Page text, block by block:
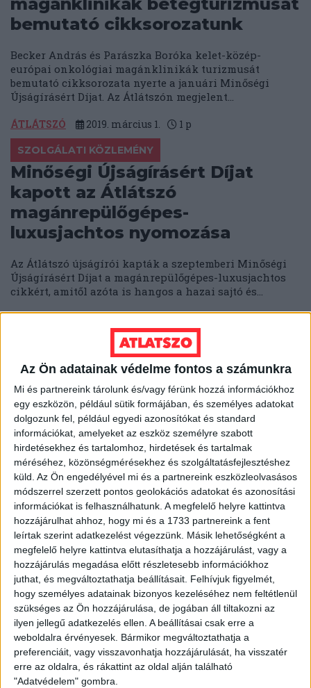
Az Ön adatainak védelme fontos a számunkra
Mi és partnereink tárolunk és/vagy férünk hozzá információkhoz
egy eszközön, például sütik formájában, és személyes adatokat
dolgozunk fel, például egyedi azonosítókat és standard
információkat, amelyeket az eszköz személyre szabott
hirdetésekhez és tartalomhoz, hirdetések és tartalmak
méréséhez, közönségmérésekhez és szolgáltatásfejlesztéshez
küld. Az Ön engedélyével mi és a partnereink eszközleolvasásos
módszerrel szerzett pontos geolokációs adatokat és azonosítási
információkat is felhasználhatunk. A megfelelő helyre kattintva
hozzájárulhat ahhoz, hogy mi és a 1733 partnereink a fent
leírtak szerint adatkezelést végezzünk. Másik lehetőségként a
megfelelő helyre kattintva elutasíthatja a hozzájárulást, vagy a
hozzájárulás megadása előtt részletesebb információkhoz
juthat, és megváltoztathatja beállításait. Felhívjuk figyelmét,
hogy személyes adatainak bizonyos kezeléséhez nem feltétlenül
szükséges az Ön hozzájárulása, de jogában áll tiltakozni az
ilyen jellegű adatkezelés ellen. A beállításai csak erre a
weboldalra érvényesek. Bármikor megváltoztathatja a
preferenciáit, vagy visszavonhatja hozzájárulását, ha visszatér
erre az oldalra, és rákattint az oldal alján található
"Adatvédelem" gombra.
magánklinikák betegturizmusát
bemutató cikksorozatunk
Becker András és Parászka Boróka kelet-közép-
európai onkológiai magánklinikák turizmusát
bemutató cikksorozata nyerte a januári Minőségi
Újságírásért Díjat. Az Átlátszón megjelent...
ÁTLÁTSZÓ 2019. március 1. 1 p
SZOLGÁLATI KÖZLEMÉNY
Minőségi Újságírásért Díjat
kapott az Átlátszó
magánrepülőgépes-
luxusjachtos nyomozása
Az Átlátszó újságírói kapták a szeptemberi Minőségi
Újságírásért Díjat a magánrepülőgépes-luxusjachtos
cikkért, amitől azóta is hangos a hazai sajtó és...
SZOLGÁLATI KÖZLEMÉNY
Álhírt terjesztenek az
Átlátszóról – ne dőljön be senki
a kamunak
Szerkesztőségünk tudomására jutott, hogy a
nevünkkel visszaélve olyan hamis levelet küldött
számos cégnek és hírportálnak egy valószínűleg nem
létező dr....
ÁTLÁTSZÓ 2018. május 31. 1p
SZOLGÁLATI KÖZLEMÉNY
Ne hagyd, hogy a Facebook
elvegye tőled az Átlátszót - itt a
megoldás, hogy ne maradj le
rólunk
Az Átlátszó olvasóinak jelentős része a Facebookról
kattint a cikkeinkre, ám a közösségi oldal
hamarosan átalakítja a hírfolyamot, ami nem jó...